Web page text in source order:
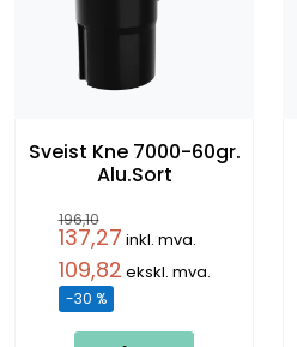
Sveist Kne 7000-60gr.
Alu.Sort
196,10
137,27 inkl. mva.
109,82 ekskl. mva.
-30 %